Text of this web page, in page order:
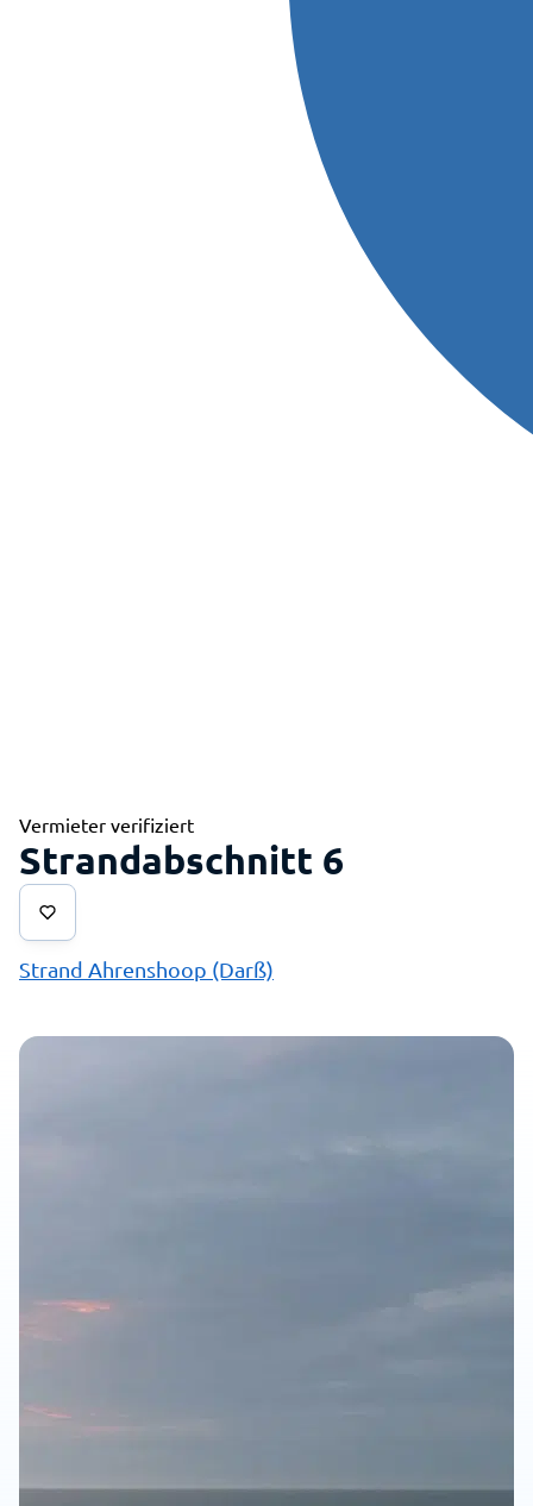
Vermieter verifiziert
Strandabschnitt 6
Strand Ahrenshoop (Darß)